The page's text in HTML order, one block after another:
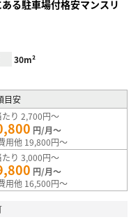
る駐車場付格安マンスリ
30m²
目安
たり 2,700円～
円/月～
用他 19,800円～
たり 3,000円～
円/月～
用他 16,500円～